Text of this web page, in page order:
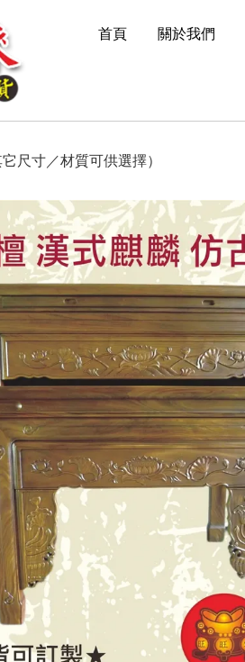
首頁 關於我們
尺寸／材質可供選擇）